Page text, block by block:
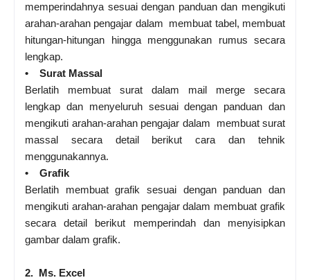
memperindahnya sesuai dengan panduan dan mengikuti
arahan-arahan pengajar dalam membuat tabel, membuat
hitungan-hitungan hingga menggunakan rumus secara
lengkap.
• Surat Massal
Berlatih membuat surat dalam mail merge secara
lengkap dan menyeluruh sesuai dengan panduan dan
mengikuti arahan-arahan pengajar dalam membuat surat
massal secara detail berikut cara dan tehnik
menggunakannya.
• Grafik
Berlatih membuat grafik sesuai dengan panduan dan
mengikuti arahan-arahan pengajar dalam membuat grafik
secara detail berikut memperindah dan menyisipkan
gambar dalam grafik.
2. Ms. Excel